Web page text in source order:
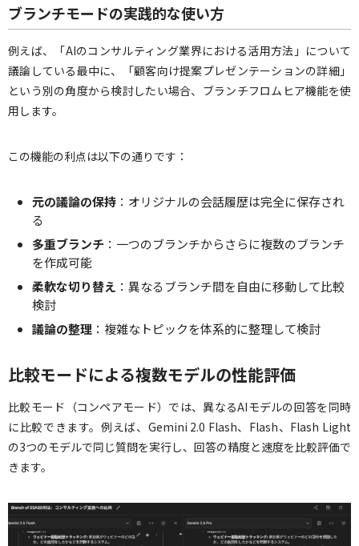
ブランチモードの実践的な使い方
例えば、「AIのコンサルティング業界における活用方法」について
議論している最中に、「顧客向け提案プレゼンテーションの詳細」
という別の角度から検討したい場合、ブランチフロムヒア機能を使
用します。
この機能の利点は以下の通りです：
元の議論の保持 ：オリジナルの会話履歴は完全に保存され
る
多重ブランチ ：一つのブランチからさらに複数のブランチ
を作成可能
柔軟な切り替え ：異なるブランチ間を自由に移動して比較
検討
議論の整理 ：複雑なトピックを体系的に整理して検討
比較モードによる複数モデルの性能評価
比較モード（コンペアモード）では、異なるAIモデルの回答を同時
に比較できます。例えば、Gemini 2.0 Flash、Flash、Flash Light
の3つのモデルで同じ質問を実行し、回答の精度と速度を比較評価で
きます。